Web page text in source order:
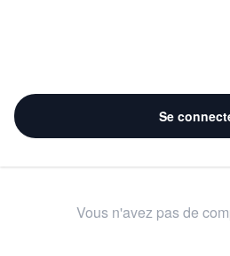
Se
Vous n'avez pas de